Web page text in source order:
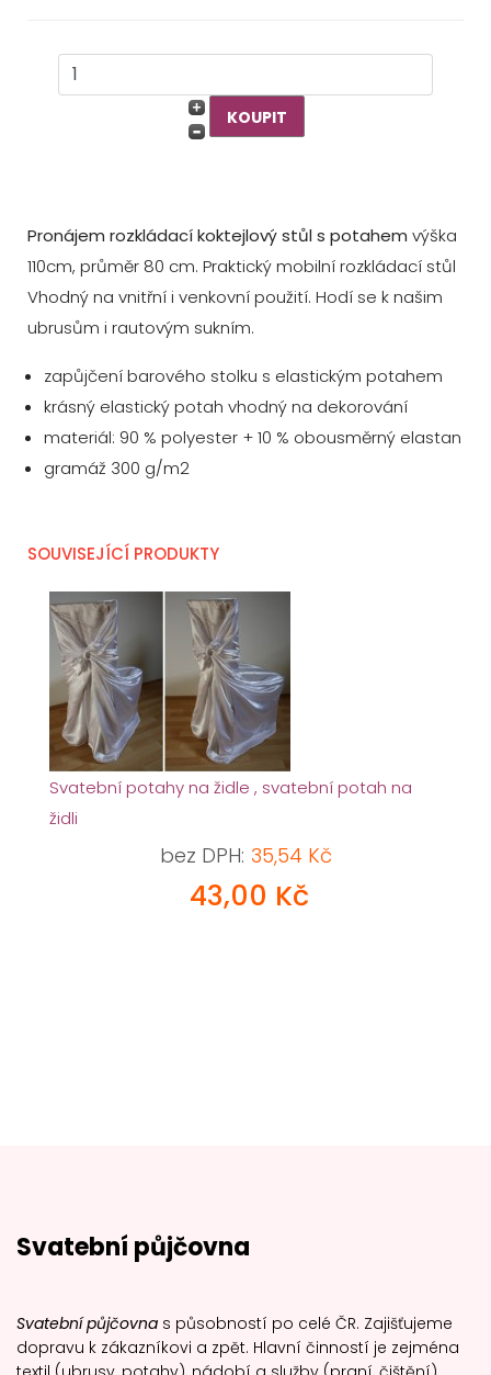
Pronájem rozkládací koktejlový stůl s potahem výška
110cm, průměr 80 cm. Praktický mobilní rozkládací stůl
Vhodný na vnitřní i venkovní použití. Hodí se k našim
ubrusům i rautovým sukním.
zapůjčení barového stolku s elastickým potahem
krásný elastický potah vhodný na dekorování
materiál: 90 % polyester + 10 % obousměrný elastan
gramáž 300 g/m2
SOUVISEJÍCÍ PRODUKTY
Svatební potahy na židle , svatební potah na
židli
bez DPH: 35,54 Kč
43,00 Kč
Svatební půjčovna
Svatební půjčovna s působností po celé ČR. Zajišťujeme
dopravu k zákazníkovi a zpět. Hlavní činností je zejména